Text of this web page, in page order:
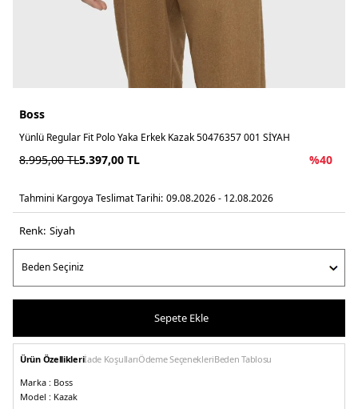
Boss
Yünlü Regular Fit Polo Yaka Erkek Kazak 50476357 001 SİYAH
8.995,00TL5.397,00 TL %40
Tahmini Kargoya Teslimat Tarihi: 09.08.2026 - 12.08.2026
Renk: si̇yah
Sepete Ekle
Ürün Özellikleriİade KoşullarıÖdeme SeçenekleriBeden Tablosu
Marka : Boss
Model : Kazak